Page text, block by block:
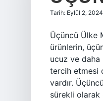
Tarih: Eylül 2, 2024
Üçüncü Ülke
ürünlerin,
ucuz ve
tercih etmesi
vardır.
sürekli